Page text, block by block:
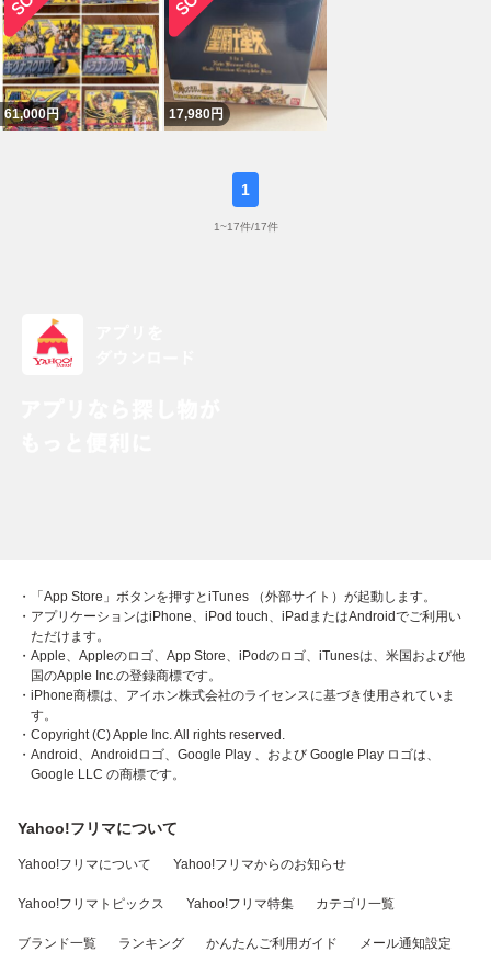
61,000円 17,980円
1
1~17件/17件
・「App Store」ボタンを押すとiTunes （外部サイト）が起動します。
・アプリケーションはiPhone、iPod touch、iPadまたはAndroidでご利用い
ただけます。
・Apple、Appleのロゴ、App Store、iPodのロゴ、iTunesは、米国および他
国のApple Inc.の登録商標です。
・iPhone商標は、アイホン株式会社のライセンスに基づき使用されていま
す。
・Copyright (C) Apple Inc. All rights reserved.
・Android、Androidロゴ、Google Play 、および Google Play ロゴは、
Google LLC の商標です。
Yahoo!フリマについて
Yahoo!フリマについて Yahoo!フリマからのお知らせ
Yahoo!フリマトピックス Yahoo!フリマ特集 カテゴリ一覧
ブランド一覧 ランキング かんたんご利用ガイド メール通知設定